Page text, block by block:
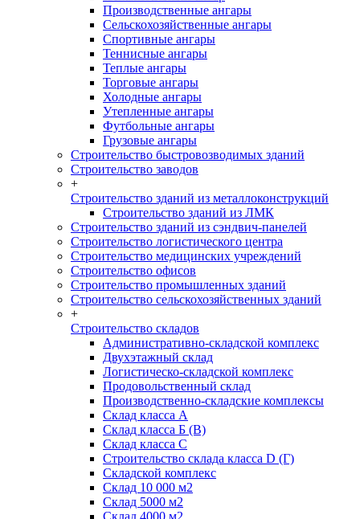
Производственные ангары
Сельскохозяйственные ангары
Спортивные ангары
Теннисные ангары
Теплые ангары
Торговые ангары
Холодные ангары
Утепленные ангары
Футбольные ангары
Грузовые ангары
Строительство быстровозводимых зданий
Строительство заводов
+
Строительство зданий из металлоконструкций
Строительство зданий из ЛМК
Строительство зданий из сэндвич-панелей
Строительство логистического центра
Строительство медицинских учреждений
Строительство офисов
Строительство промышленных зданий
Строительство сельскохозяйственных зданий
+
Строительство складов
Административно-складской комплекс
Двухэтажный склад
Логистическо-складской комплекс
Продовольственный склад
Производственно-складские комплексы
Склад класса А
Склад класса Б (B)
Склад класса С
Строительство склада класса D (Г)
Складской комплекс
Склад 10 000 м2
Склад 5000 м2
Склад 4000 м2